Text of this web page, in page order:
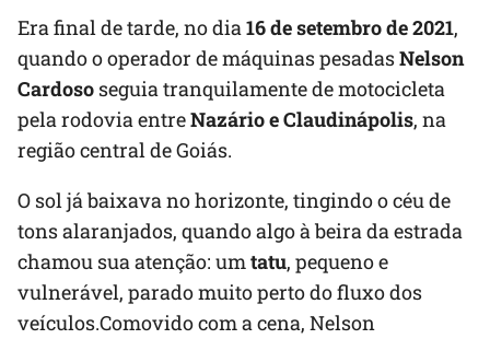
Era final de tarde, no dia16 de setembro de 2021,
quando o operador de máquinas pesadasNelson
Cardoso seguia tranquilamente de motocicleta
pela rodovia entreNazário e Claudinápolis, na
região central de Goiás.
O sol já baixava no horizonte, tingindo o céu de
tons alaranjados, quando algo à beira da estrada
chamou sua atenção: umtatu, pequeno e
vulnerável, parado muito perto do fluxo dos
veículos.Comovido com a cena, Nelson